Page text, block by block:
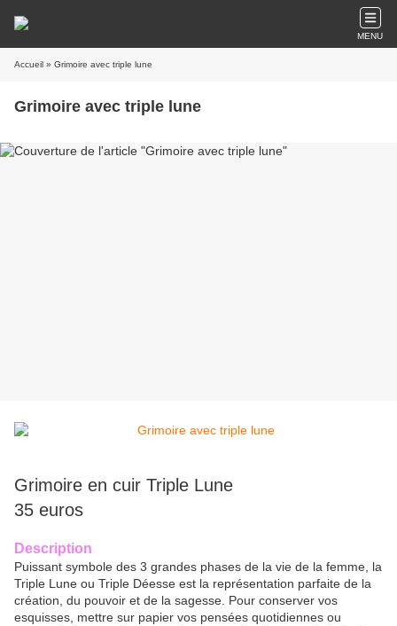
MENU
Accueil » Grimoire avec triple lune
Grimoire avec triple lune
Grimoire en cuir Triple Lune
35 euros
Description
Puissant symbole des 3 grandes phases de la vie de la femme, la
Triple Lune ou Triple Déesse est la représentation parfaite de la
création, du pouvoir et de la sagesse. Pour conserver vos
esquisses, mettre sur papier vos pensées quotidiennes ou